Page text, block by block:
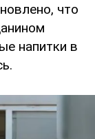
что
напитки в